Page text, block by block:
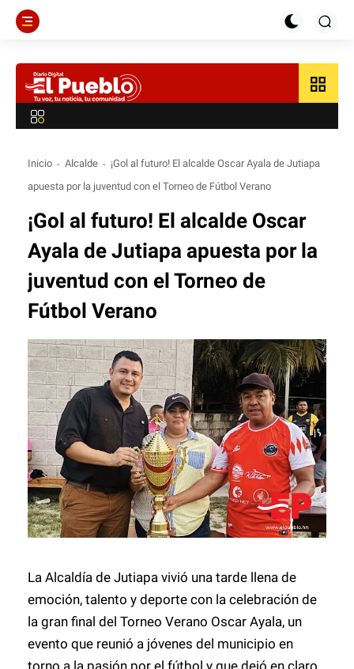
grid_view
Inicio Alcalde
¡Gol al futuro! El alcalde Oscar Ayala de Jutiapa
apuesta por la juventud con el Torneo de Fútbol Verano
¡Gol al futuro! El alcalde Oscar
Ayala de Jutiapa apuesta por la
juventud con el Torneo de
Fútbol Verano
La Alcaldía de Jutiapa vivió una tarde llena de
emoción, talento y deporte con la celebración de
la gran final del Torneo Verano Oscar Ayala, un
evento que reunió a jóvenes del municipio en